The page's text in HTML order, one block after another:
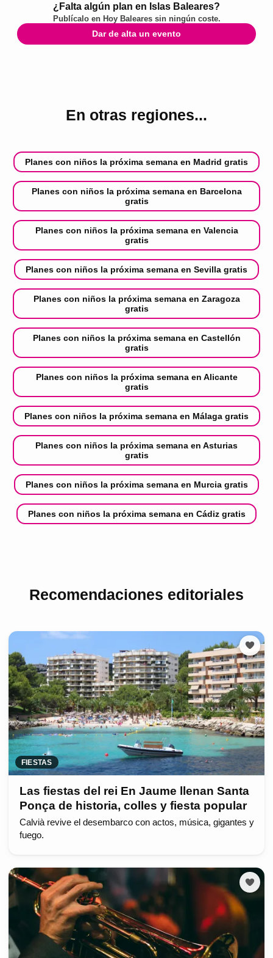
¿Falta algún plan en Islas Baleares?
Publícalo en Hoy Balearessin ningún coste.
Dar de alta un evento
En otras regiones...
Planes con niños la próxima semana en Madrid gratis
Planes con niños la próxima semana en Barcelona
gratis
Planes con niños la próxima semana en Valencia
gratis
Planes con niños la próxima semana en Sevilla gratis
Planes con niños la próxima semana en Zaragoza
gratis
Planes con niños la próxima semana en Castellón
gratis
Planes con niños la próxima semana en Alicante
gratis
Planes con niños la próxima semana en Málaga gratis
Planes con niños la próxima semana en Asturias
gratis
Planes con niños la próxima semana en Murcia gratis
Planes con niños la próxima semana en Cádiz gratis
Recomendaciones editoriales
FIESTAS
Las fiestas del rei En Jaume llenan Santa
Ponça de historia, colles y fiesta popular
Calvià revive el desembarco con actos, música, gigantes y
fuego.